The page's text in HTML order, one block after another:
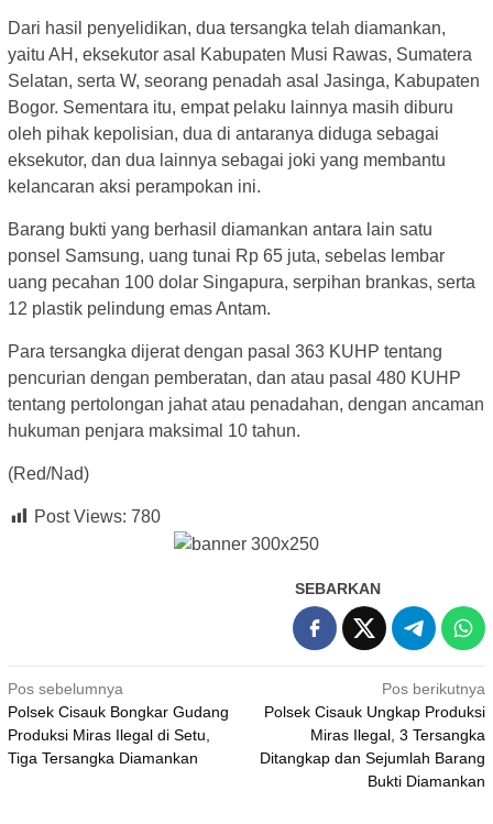
Dari hasil penyelidikan, dua tersangka telah diamankan,
yaitu AH, eksekutor asal Kabupaten Musi Rawas, Sumatera
Selatan, serta W, seorang penadah asal Jasinga, Kabupaten
Bogor. Sementara itu, empat pelaku lainnya masih diburu
oleh pihak kepolisian, dua di antaranya diduga sebagai
eksekutor, dan dua lainnya sebagai joki yang membantu
kelancaran aksi perampokan ini.
Barang bukti yang berhasil diamankan antara lain satu
ponsel Samsung, uang tunai Rp 65 juta, sebelas lembar
uang pecahan 100 dolar Singapura, serpihan brankas, serta
12 plastik pelindung emas Antam.
Para tersangka dijerat dengan pasal 363 KUHP tentang
pencurian dengan pemberatan, dan atau pasal 480 KUHP
tentang pertolongan jahat atau penadahan, dengan ancaman
hukuman penjara maksimal 10 tahun.
(Red/Nad)
Post Views: 780
SEBARKAN
Navigasi
pos
Pos sebelumnya
Polsek Cisauk Bongkar Gudang
Produksi Miras Ilegal di Setu,
Tiga Tersangka Diamankan
Pos berikutnya
Polsek Cisauk Ungkap Produksi
Miras Ilegal, 3 Tersangka
Ditangkap dan Sejumlah Barang
Bukti Diamankan